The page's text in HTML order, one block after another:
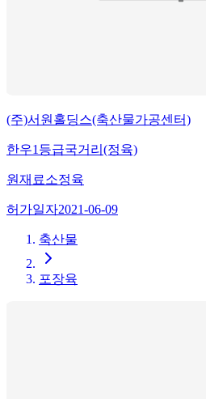
(주)서원홀딩스(축산물가공센터)
한우1등급국거리(정육)
원재료소정육
허가일자2021-06-09
축산물
포장육